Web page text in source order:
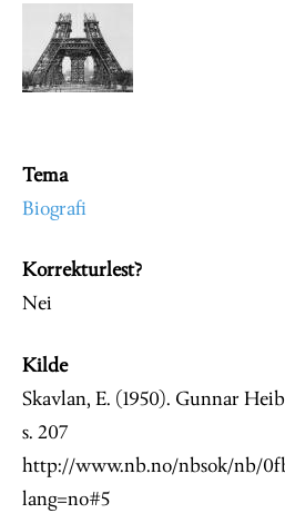
Image
Tema
Biografi
Korrekturlest?
Nei
Kilde
Skavlan, E. (1950). Gunnar
s. 207
http://www.nb.no/nbsok/nb/
lang=no#5